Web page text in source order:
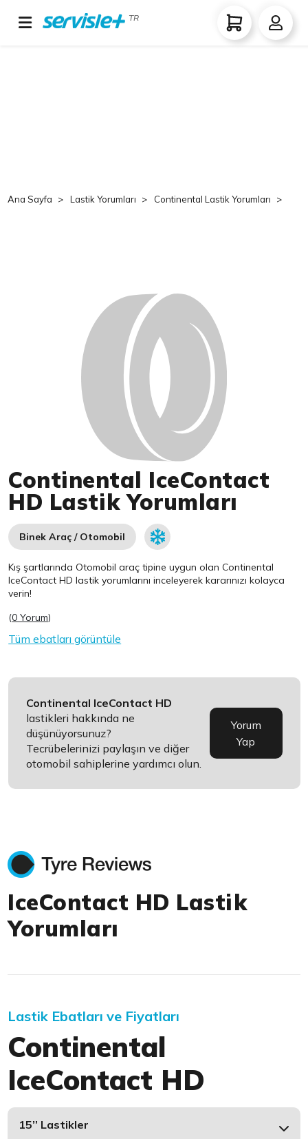
TR
Ana Sayfa Lastik Yorumları Continental Lastik Yorumları
Continental IceContact
HD Lastik Yorumları
Binek Araç / Otomobil
Kış şartlarında Otomobil araç tipine uygun olanContinental
IceContact HD lastik yorumlarını inceleyerek kararınızı kolayca
verin!
(0 Yorum)
Tüm ebatları görüntüle
Continental IceContact HD
lastikleri hakkında ne
düşünüyorsunuz?
Tecrübelerinizi paylaşın ve diğer
otomobil sahiplerine yardımcı olun.
Yorum
Yap
IceContact HD Lastik
Yorumları
Lastik Ebatları ve Fiyatları
Continental
IceContact HD
15’’ Lastikler